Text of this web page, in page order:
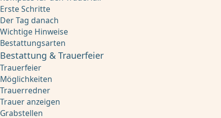
Erste Schritte
Der Tag danach
Wichtige Hinweise
Bestattungsarten
Bestattung & Trauerfeier
Trauerfeier
Möglichkeiten
Trauerredner
Trauer anzeigen
Grabstellen